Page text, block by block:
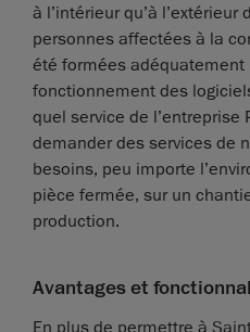
à l’intérieur qu’à
personnes affectées à la
été formées adéquatement
fonctionnement des
quel service de l’entreprise
demander des services de
besoins, peu importe
pièce fermée, sur un
production.
Avantages et